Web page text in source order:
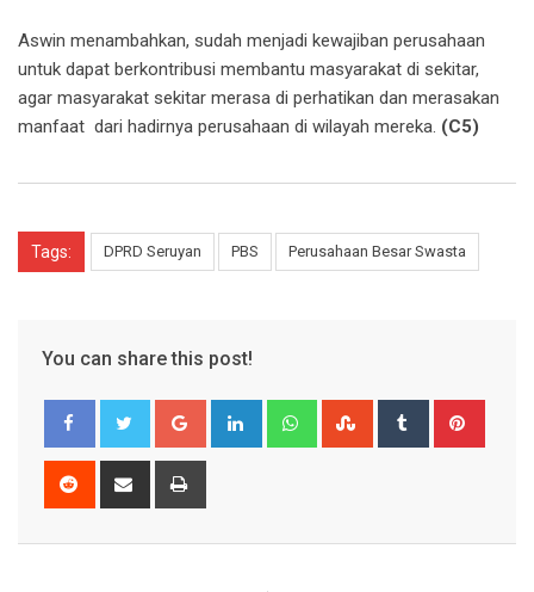
Aswin menambahkan, sudah menjadi kewajiban perusahaan
untuk dapat berkontribusi membantu masyarakat di sekitar,
agar masyarakat sekitar merasa di perhatikan dan merasakan
manfaat dari hadirnya perusahaan di wilayah mereka. (C5)
Tags: DPRD Seruyan PBS Perusahaan Besar Swasta
You can share this post!
Google+ LinkedIn WhatsappStumbleUpon
Tumblr
Reddit
Share